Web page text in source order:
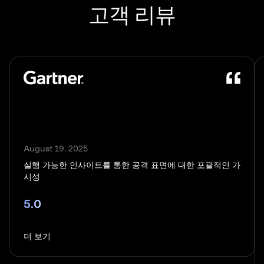
고객 리뷰
August 19, 2025
실행 가능한 인사이트를 통한 공격 표면에 대한 포괄적인 가
시성
5.0
더 보기